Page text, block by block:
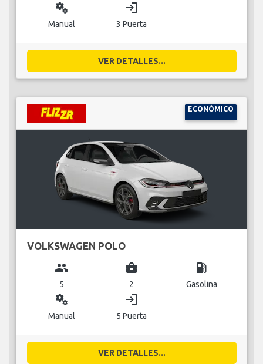
miscellaneous_services
Manual
login
3 Puerta
VER DETALLES...
ECONÓMICO
VOLKSWAGEN POLO
group
5
business_center
2
local_gas_station
Gasolina
miscellaneous_services
Manual
login
5 Puerta
VER DETALLES...